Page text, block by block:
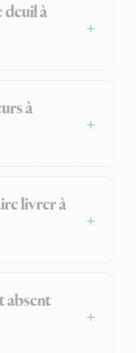
deuil à
à
livrer à
absent